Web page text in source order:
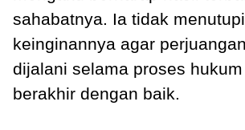
sahabatnya. Ia tidak menutupi
keinginannya agar
dijalani selama proses
berakhir dengan baik.